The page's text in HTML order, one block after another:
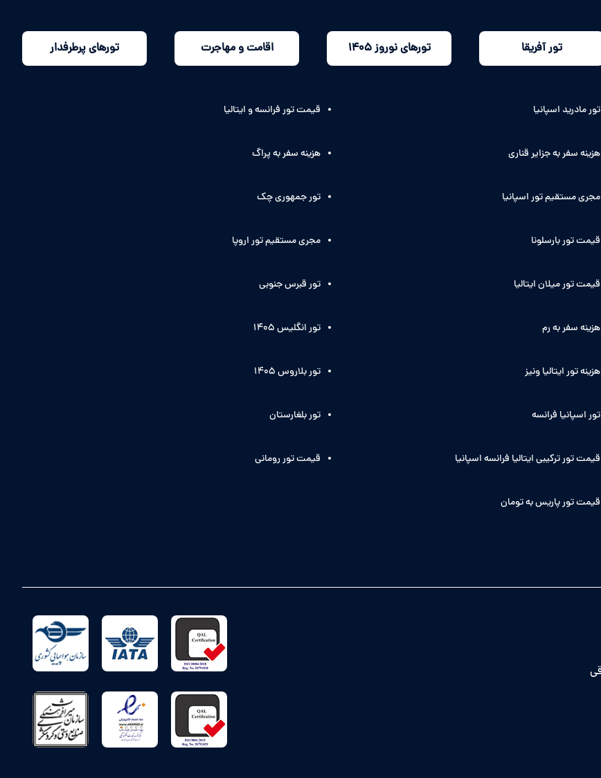
تور آفریقا تورهای نوروز 1405 اقامت و مهاجرت تورهای پرطرفدار
تور مادرید اسپانیا
هزینه سفر به جزایر قناری
مجری مستقیم تور اسپانیا
قیمت تور بارسلونا
قیمت تور میلان ایتالیا
هزینه سفر به رم
هزینه تور ایتالیا ونیز
تور اسپانیا فرانسه
قیمت تور ترکیبی ایتالیا فرانسه اسپانیا
قیمت تور پاریس به تومان
قیمت تور فرانسه و ایتالیا
هزینه سفر به پراگ
تور جمهوری چک
مجری مستقیم تور اروپا
تور قبرس جنوبی
تور انگلیس ۱۴۰5
تور بلاروس 1405
تور بلغارستان
قیمت تور رومانی